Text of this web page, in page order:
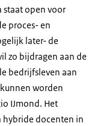
staat open voor
proces- en
later- de
zo bijdragen aan de
bedrijfsleven aan
worden
IJmond. Het
hybride docenten in